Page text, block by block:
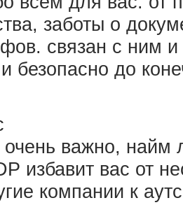
заботы о
связан с ним и
безопасно до
важно, найм
избавит вас от
компании к